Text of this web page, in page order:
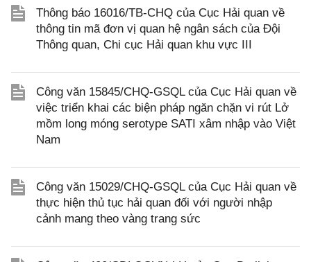
Thông báo 16016/TB-CHQ của Cục Hải quan về
thông tin mã đơn vị quan hệ ngân sách của Đội
Thông quan, Chi cục Hải quan khu vực III
Công văn 15845/CHQ-GSQL của Cục Hải quan về
việc triển khai các biện pháp ngăn chặn vi rút Lở
mồm long móng serotype SATI xâm nhập vào Việt
Nam
Công văn 15029/CHQ-GSQL của Cục Hải quan về
thực hiện thủ tục hải quan đối với người nhập
cảnh mang theo vàng trang sức